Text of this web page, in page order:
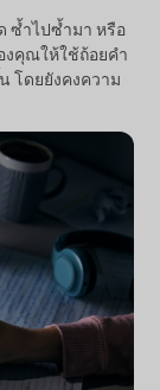
ซ้ำไปซ้ำมา หรือ
งคุณให้ใช้ถ้อยคำ
โดยยังคงความ